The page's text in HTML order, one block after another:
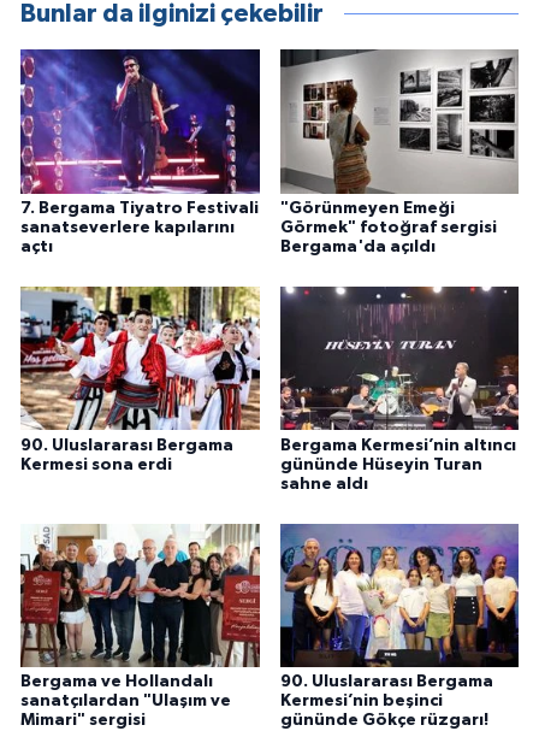
Bunlar da ilginizi çekebilir
7. Bergama Tiyatro Festivali
sanatseverlere kapılarını
açtı
"Görünmeyen Emeği
Görmek" fotoğraf sergisi
Bergama'da açıldı
90. Uluslararası Bergama
Kermesi sona erdi
Bergama Kermesi’nin altıncı
gününde Hüseyin Turan
sahne aldı
Bergama ve Hollandalı
sanatçılardan "Ulaşım ve
Mimari" sergisi
90. Uluslararası Bergama
Kermesi’nin beşinci
gününde Gökçe rüzgarı!